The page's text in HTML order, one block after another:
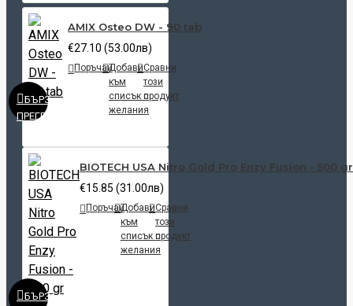
БЪРЗ
ПРЕГЛЕД
AMIX Osteo DW - 90 tab
€27.10 (53.00лв)
ПоръчайДобави
към
списък с
желания
Сравни
този
продукт
БЪРЗ
BIOTECH USA Nitro Gold Pro Enzy Fusion - 500 gr
€15.85 (31.00лв)
ПоръчайДобави
към
списък с
желания
Сравни
този
продукт